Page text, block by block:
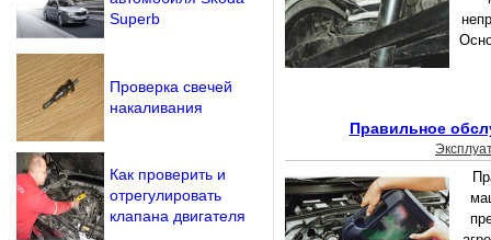
Правильное
Superb
Проверка свечей
накаливания
Как проверить и
отрегулировать
клапана двигателя